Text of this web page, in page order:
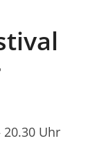
20.30 Uhr